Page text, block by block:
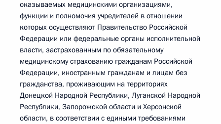
оказываемых медицинскими организациями,
функции и полномочия учредителей в отношении
которых осуществляют Правительство Российской
Федерации или федеральные органы исполнительной
власти, застрахованным по обязательному
медицинскому страхованию гражданам Российской
Федерации, иностранным гражданам и лицам без
гражданства, проживающим на территориях
Донецкой Народной Республики, Луганской Народной
Республики, Запорожской области и Херсонской
области, в соответствии с едиными требованиями